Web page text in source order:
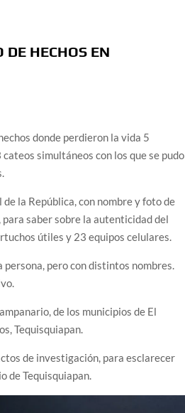
DE HECHOS EN
donde perdieron la vida 5
simultáneos con los que se pudo
la República, con nombre y foto de
saber sobre la autenticidad del
útiles y 23 equipos celulares.
pero con distintos nombres.
de los municipios de El
Tequisquiapan.
de investigación, para esclarecer
de Tequisquiapan.